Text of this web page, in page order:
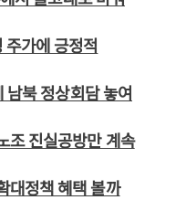
가에 긍정적
북 정상회담 놓여
조 진실공방만 계속
대정책 혜택 볼까